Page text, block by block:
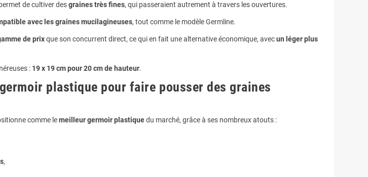
de cultiver desgraines très fines, qui passeraient autrement à travers les ouvertures.
avec les graines mucilagineuses, tout comme le modèle Germline.
de prixque son concurrent direct, ce qui en fait une alternative économique, avecun léger plus
: 19 x 19 cm pour 20 cm de hauteur.
plastique pour faire pousser des graines
comme lemeilleur germoir plastiquedu marché, grâce à ses nombreux atouts :
,